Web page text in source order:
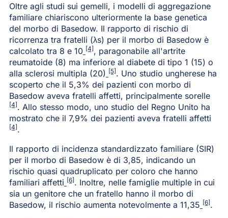
Oltre agli studi sui gemelli, i modelli di aggregazione
familiare chiariscono ulteriormente la base genetica
del morbo di Basedow. Il rapporto di rischio di
ricorrenza tra fratelli (λs) per il morbo di Basedow è
calcolato tra 8 e 10 [4] , paragonabile all'artrite
reumatoide (8) ma inferiore al diabete di tipo 1 (15) o
alla sclerosi multipla (20) [5] . Uno studio ungherese ha
scoperto che il 5,3% dei pazienti con morbo di
Basedow aveva fratelli affetti, principalmente sorelle
[4] . Allo stesso modo, uno studio del Regno Unito ha
mostrato che il 7,9% dei pazienti aveva fratelli affetti
[4] .
Il rapporto di incidenza standardizzato familiare (SIR)
per il morbo di Basedow è di 3,85, indicando un
rischio quasi quadruplicato per coloro che hanno
familiari affetti [6] . Inoltre, nelle famiglie multiple in cui
sia un genitore che un fratello hanno il morbo di
Basedow, il rischio aumenta notevolmente a 11,35 [6] .